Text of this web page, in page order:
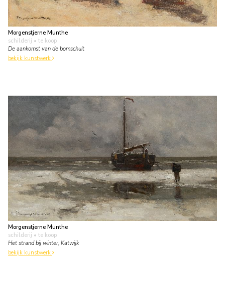
Morgenstjerne Munthe
schilderij • te koop
De aankomst van de bomschuit
bekijk kunstwerk
Morgenstjerne Munthe
schilderij • te koop
Het strand bij winter, Katwijk
bekijk kunstwerk